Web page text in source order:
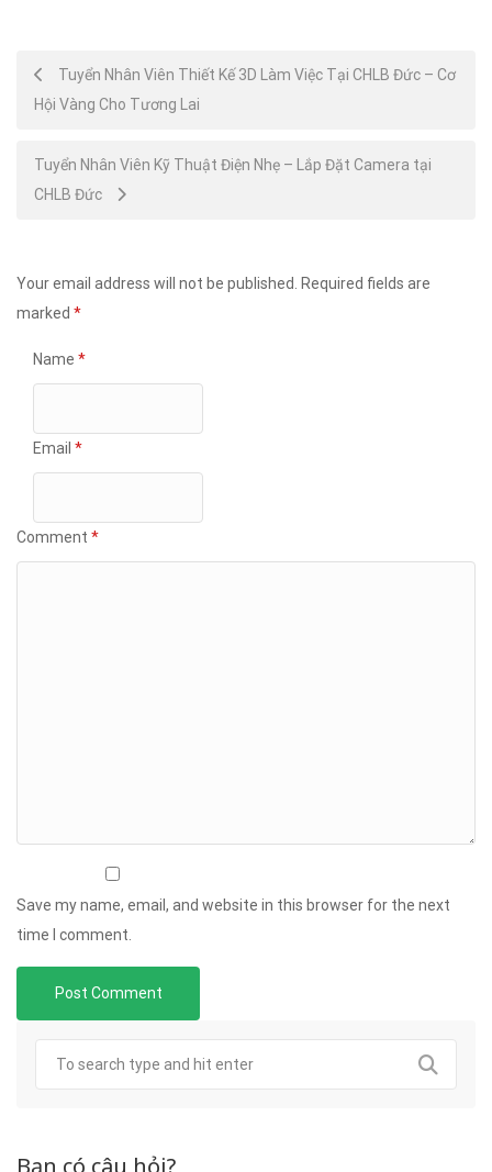
Post
navigation
Tuyển Nhân Viên Thiết Kế 3D Làm Việc Tại CHLB Đức – Cơ
Hội Vàng Cho Tương Lai
Tuyển Nhân Viên Kỹ Thuật Điện Nhẹ – Lắp Đặt Camera tại
CHLB Đức
Your email address will not be published.
Required fields are
marked *
Name *
Email *
Comment *
Save my name, email, and website in this browser for the next
time I comment.
Bạn có câu hỏi?